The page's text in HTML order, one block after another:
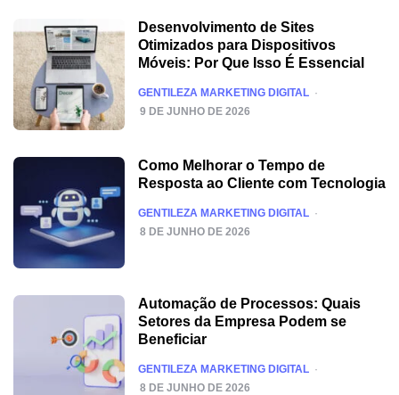
Desenvolvimento de Sites
Otimizados para Dispositivos
Móveis: Por Que Isso É Essencial
POSTED
GENTILEZA MARKETING DIGITAL
9 DE JUNHO DE 2026
Como Melhorar o Tempo de
Resposta ao Cliente com Tecnologia
POSTED
GENTILEZA MARKETING DIGITAL
8 DE JUNHO DE 2026
Automação de Processos: Quais
Setores da Empresa Podem se
Beneficiar
POSTED
GENTILEZA MARKETING DIGITAL
8 DE JUNHO DE 2026